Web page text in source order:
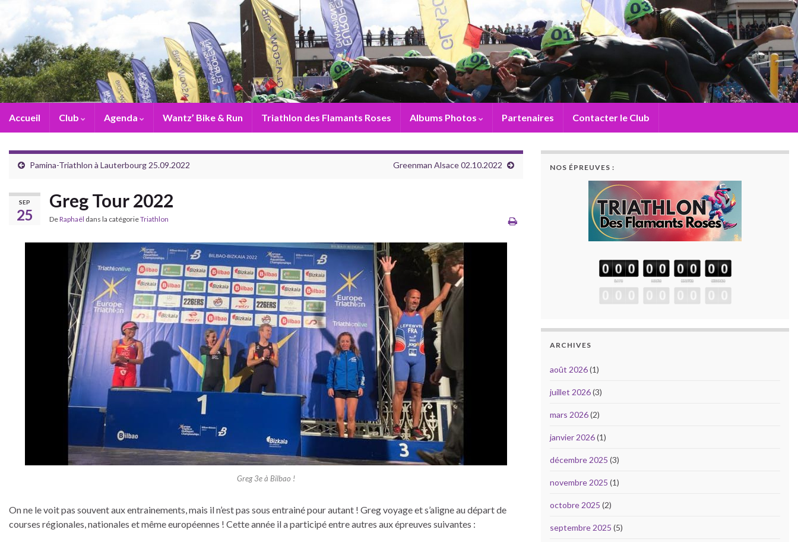
Accueil Club Agenda Wantz’ Bike & Run Triathlon des Flamants Roses Albums Photos Partenaires Contacter le Club
Pamina-Triathlon à Lauterbourg 25.09.2022 Greenman Alsace 02.10.2022
SEP
25
Greg Tour 2022
DeRaphaël dans la catégorieTriathlon
Greg 3e à Bilbao !
On ne le voit pas souvent aux entrainements, mais il n’est pas sous entrainé pour autant ! Greg voyage et s’aligne au départ de
courses régionales, nationales et même européennes ! Cette année il a participé entre autres aux épreuves suivantes :
NOS ÉPREUVES :
ARCHIVES
août 2026(1)
juillet 2026(3)
mars 2026(2)
janvier 2026(1)
décembre 2025 (3)
novembre 2025 (1)
octobre 2025 (2)
septembre 2025 (5)